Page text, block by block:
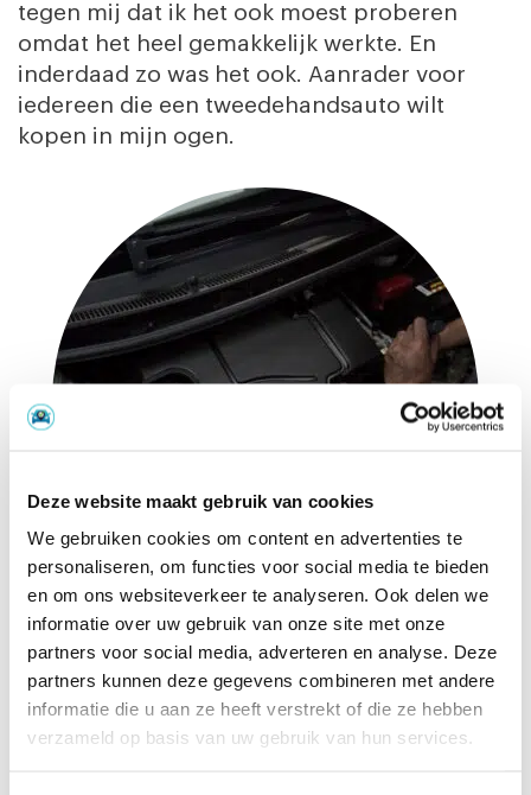
Deze website maakt gebruik van cookies
We gebruiken cookies om content en advertenties te
personaliseren, om functies voor social media te bieden
en om ons websiteverkeer te analyseren. Ook delen we
informatie over uw gebruik van onze site met onze
partners voor social media, adverteren en analyse. Deze
partners kunnen deze gegevens combineren met andere
informatie die u aan ze heeft verstrekt of die ze hebben
verzameld op basis van uw gebruik van hun services.
tegen mij dat ik het ook moest proberen
omdat het heel gemakkelijk werkte. En
inderdaad zo was het ook. Aanrader voor
iedereen die een tweedehandsauto wilt
kopen in mijn ogen.